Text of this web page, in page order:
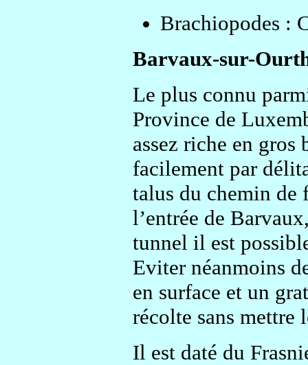
Brachiopodes :
Barvaux-sur-
Le plus connu
Province de
assez riche en gros
facilement par
talus du chemin de
l’entrée de
tunnel il est
Eviter néanmoins
en surface et un
récolte sans mettre
Il est daté du